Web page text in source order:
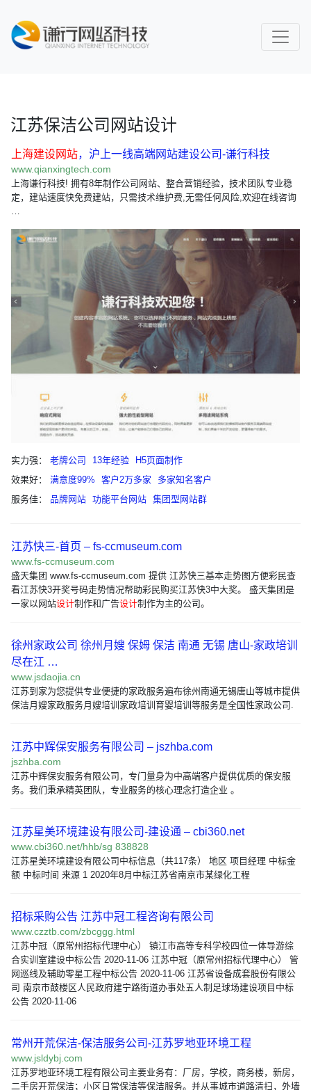
江苏保洁公司网站设计
上海建设网站，沪上一线高端网站建设公司-谦行科技
www.qianxingtech.com
上海谦行科技! 拥有8年制作公司网站、整合营销经验，技术团队专业稳
定，建站速度快免费建站，只需技术维护费,无需任何风险,欢迎在线咨询
…
实力强： 老牌公司 13年经验
H5页面制作
效果好：
满意度99% 客户2万多家
多家知名客户
服务佳：
品牌网站 功能平台网站 集团型网站群
江苏快三-首页 – fs-ccmuseum.com
www.fs-ccmuseum.com
盛天集团 www.fs-ccmuseum.com 提供 江苏快三基本走势图方便彩民查
看江苏快3开奖号码走势情况帮助彩民购买江苏快3中大奖。 盛天集团是
一家以网站设计制作和广告设计制作为主的公司。
徐州家政公司 徐州月嫂 保姆 保洁 南通 无锡 唐山-家政培训
尽在江 …
www.jsdaojia.cn
江苏到家为您提供专业便捷的家政服务遍布徐州南通无锡唐山等城市提供
保洁月嫂家政服务月嫂培训家政培训育婴培训等服务是全国性家政公司.
江苏中辉保安服务有限公司 – jszhba.com
jszhba.com
江苏中辉保安服务有限公司，专门量身为中高端客户提供优质的保安服
务。我们秉承精英团队，专业服务的核心理念打造企业 。
江苏星美环境建设有限公司-建设通 – cbi360.net
www.cbi360.net/hhb/sg 838828
江苏星美环境建设有限公司中标信息（共117条） 地区 项目经理 中标金
额 中标时间 来源 1 2020年8月中标江苏省南京市某绿化工程
招标采购公告 江苏中冠工程咨询有限公司
www.czztb.com/zbcggg.html
江苏中冠（原常州招标代理中心） 镇江市高等专科学校四位一体导游综
合实训室建设中标公告 2020-11-06 江苏中冠（原常州招标代理中心） 管
网巡线及辅助零星工程中标公告 2020-11-06 江苏省设备成套股份有限公
司 南京市鼓楼区人民政府建宁路街道办事处五人制足球场建设项目中标
公告 2020-11-06
常州开荒保洁-保洁服务公司-江苏罗地亚环境工程
www.jsldybj.com
江苏罗地亚环境工程有限公司主要业务有：厂房，学校，商务楼，新房，
二手房开荒保洁；小区日常保洁等保洁服务。并从事城市道路清扫，外墙